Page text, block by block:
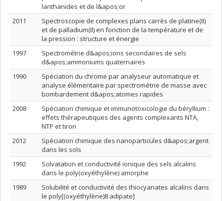
lanthanides et de l&apos;or
2011
Spectroscopie de complexes plans carrés de platine(II)
et de palladium(II) en fonction de la température et de
la pression : structure et énergie
1997
Spectrométrie d&apos;ions secondaires de sels
d&apos;ammoniums quaternaires
1990
Spéciation du chrome par analyseur automatique et
analyse élémentaire par spectrométrie de masse avec
bombardement d&apos;atomes rapides
2008
Spéciation chimique et immunotoxicologie du béryllium :
effets thérapeutiques des agents complexants NTA,
NTP et tiron
2012
Spéciation chimique des nanoparticules d&apos;argent
dans les sols
1992
Solvatation et conductivité ionique des sels alcalins
dans le poly(oxyéthylène) amorphe
1989
Solubilité et conductivité des thiocyanates alcalins dans
le poly[(oxyéthylène)8 adipate]